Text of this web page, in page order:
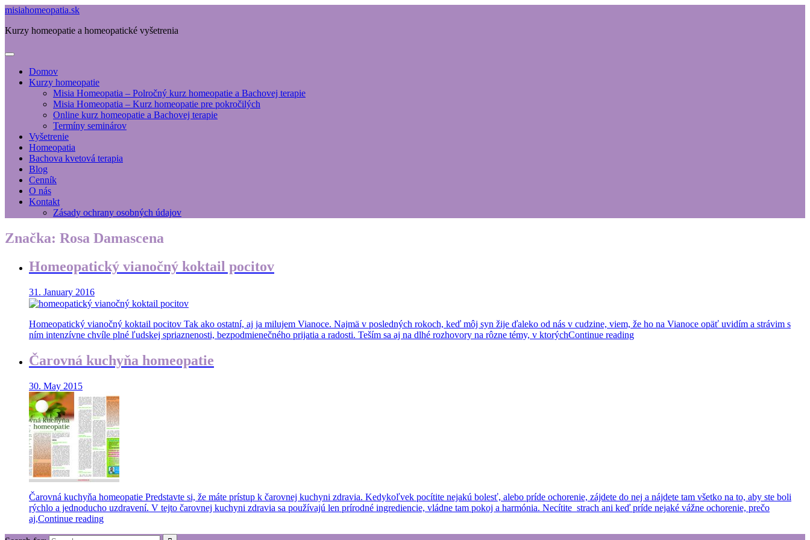
misiahomeopatia.sk
Kurzy homeopatie a homeopatické vyšetrenia
Domov
Kurzy homeopatie
Misia Homeopatia – Polročný kurz homeopatie a Bachovej terapie
Misia Homeopatia – Kurz homeopatie pre pokročilých
Online kurz homeopatie a Bachovej terapie
Termíny seminárov
Vyšetrenie
Homeopatia
Bachova kvetová terapia
Blog
Cenník
O nás
Kontakt
Zásady ochrany osobných údajov
Značka: Rosa Damascena
Homeopatický vianočný koktail pocitov
31. January 2016
Homeopatický vianočný koktail pocitov Tak ako ostatní, aj ja milujem Vianoce. Najmä v posledných rokoch, keď môj syn žije ďaleko od nás v cudzine, viem, že ho na Vianoce opäť uvidím a strávim s
ním intenzívne chvíle plné ľudskej spriaznenosti, bezpodmienečného prijatia a radosti. Teším sa aj na dlhé rozhovory na rôzne témy, v ktorýchContinue reading
Čarovná kuchyňa homeopatie
30. May 2015
Čarovná kuchyňa homeopatie Predstavte si, že máte prístup k čarovnej kuchyni zdravia. Kedykoľvek pocítite nejakú bolesť, alebo príde ochorenie, zájdete do nej a nájdete tam všetko na to, aby ste boli
rýchlo a jednoducho uzdravení. V tejto čarovnej kuchyni zdravia sa používajú len prírodné ingrediencie, vládne tam pokoj a harmónia. Necítite strach ani keď príde nejaké vážne ochorenie, prečo
aj,Continue reading